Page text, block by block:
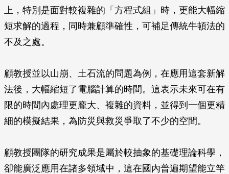
上，特別是面對較複雜的「方程式組」時，更能大幅縮
短求解的過程，同時兼顧準確性，可補足傳統牛頓法的
不及之處。
顧教授並以山崩、土石流的問題為例，在應用這套新解
法後，大幅縮短了電腦計算的時間。這表示未來可在有
限的時間內處理更龐大、複雜的資料，並得到一個更精
細的模擬結果，為防災與救災爭取了不少的空間。
顧教授團隊的研究成果是屬於較抽象的基礎理論科學，
卻能廣泛應用在諸多領域中，這在國內普遍期望能立竿